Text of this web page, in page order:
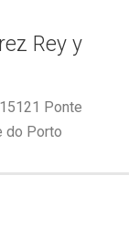
Rey y
Ponte
do Porto